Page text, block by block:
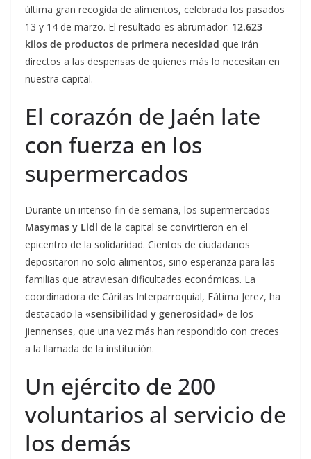
última gran recogida de alimentos, celebrada los pasados
13 y 14 de marzo. El resultado es abrumador: 12.623
kilos de productos de primera necesidad que irán
directos a las despensas de quienes más lo necesitan en
nuestra capital.
El corazón de Jaén late
con fuerza en los
supermercados
Durante un intenso fin de semana, los supermercados
Masymas y Lidl de la capital se convirtieron en el
epicentro de la solidaridad. Cientos de ciudadanos
depositaron no solo alimentos, sino esperanza para las
familias que atraviesan dificultades económicas. La
coordinadora de Cáritas Interparroquial, Fátima Jerez, ha
destacado la «sensibilidad y generosidad» de los
jiennenses, que una vez más han respondido con creces
a la llamada de la institución.
Un ejército de 200
voluntarios al servicio de
los demás